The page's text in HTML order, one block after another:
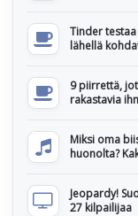
Tinder
lähellä
9 piirrettä,
rakastavia
Miksi oma
huonolta?
Jeopardy!
27 kilpailijaa